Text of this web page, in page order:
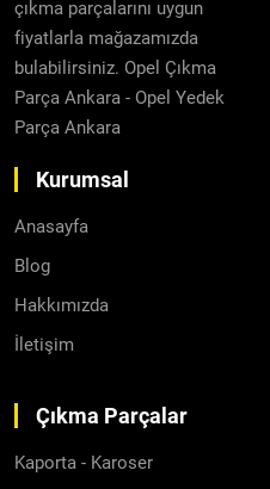
çıkma parçalarını uygun
fiyatlarla mağazamızda
bulabilirsiniz. Opel Çıkma
Parça Ankara - Opel Yedek
Parça Ankara
Kurumsal
Anasayfa
Blog
Hakkımızda
İletişim
Çıkma Parçalar
Kaporta - Karoser